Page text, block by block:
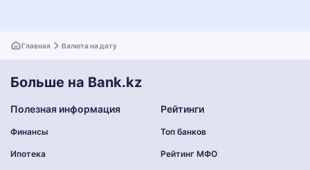
Главная Валюта на дату
Больше на Bank.kz
Полезная информация
Финансы
Ипотека
Рейтинги
Топ банков
Рейтинг МФО